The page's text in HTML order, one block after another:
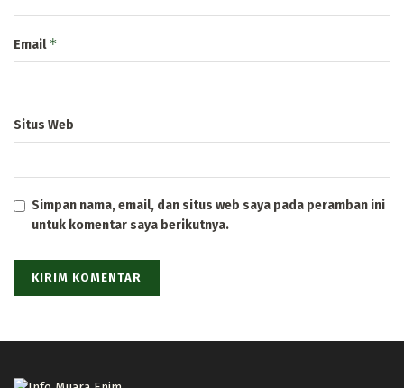
Email*
Situs Web
Simpan nama, email, dan situs web saya pada peramban ini
untuk komentar saya berikutnya.